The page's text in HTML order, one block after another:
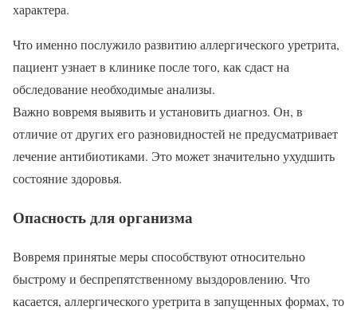
характера.
Что именно послужило развитию аллергического уретрита,
пациент узнает в клинике после того, как сдаст на
обследование необходимые анализы.
Важно вовремя выявить и установить диагноз. Он, в
отличие от других его разновидностей не предусматривает
лечение антибиотиками. Это может значительно ухудшить
состояние здоровья.
Опасность для организма
Вовремя принятые меры способствуют относительно
быстрому и беспрепятственному выздоровлению. Что
касается, аллергического уретрита в запущенных формах, то